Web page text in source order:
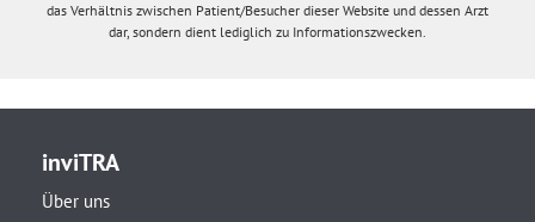
das Verhältnis zwischen Patient/Besucher dieser Website und dessen Arzt
dar, sondern dient lediglich zu Informationszwecken.
inviTRA
Über uns